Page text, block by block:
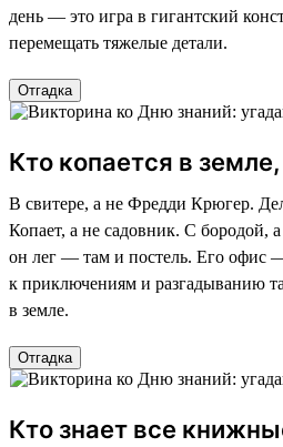
день — это игра в гигантский
перемещать тяжелые детали.
Отгадка
Кто копается в
В свитере, а не Фредди Крюгер.
Копает, а не садовник. С бородой,
он лег — там и постель. Его офис
к приключениям и разгадыванию
в земле.
Отгадка
Кто знает все